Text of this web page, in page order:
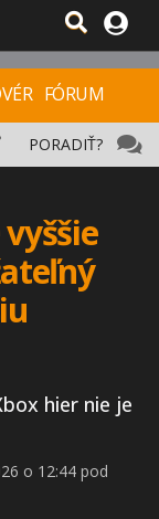
FÓRUM
PORADIŤ?
hier nie je
o 12:44 pod